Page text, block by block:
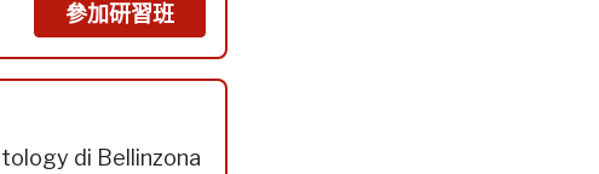
參加研習班
di Bellinzona